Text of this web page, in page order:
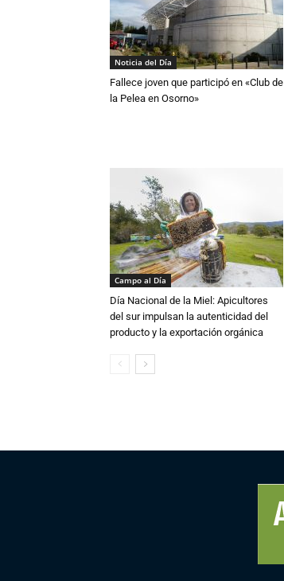
Noticia del Día
Fallece joven que participó en «Club de
la Pelea en Osorno»
Campo al Día
Día Nacional de la Miel: Apicultores
del sur impulsan la autenticidad del
producto y la exportación orgánica